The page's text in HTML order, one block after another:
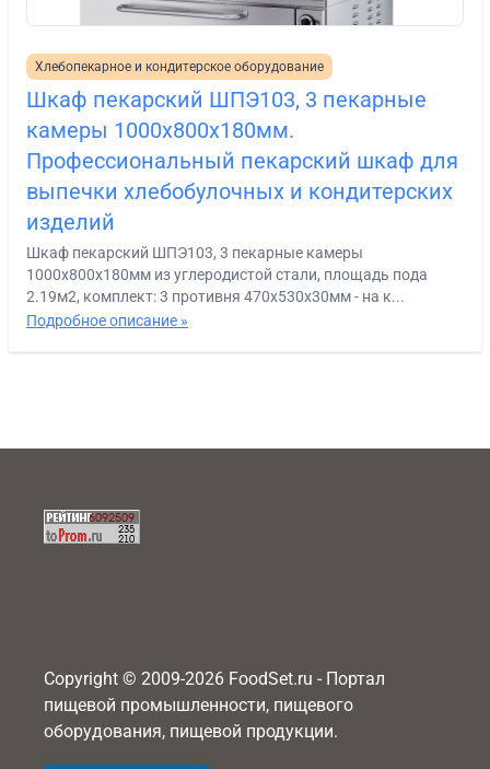
Хлебопекарное и кондитерское оборудование
Шкаф пекарский ШПЭ103, 3 пекарные
камеры 1000х800х180мм.
Профессиональный пекарский шкаф для
выпечки хлебобулочных и кондитерских
изделий
Шкаф пекарский ШПЭ103, 3 пекарные камеры
1000х800х180мм из углеродистой стали, площадь пода
2.19м2, комплект: 3 противня 470х530х30мм - на к...
Подробное описание »
Copyright © 2009-2026 FoodSet.ru - Портал
пищевой промышленности, пищевого
оборудования, пищевой продукции.